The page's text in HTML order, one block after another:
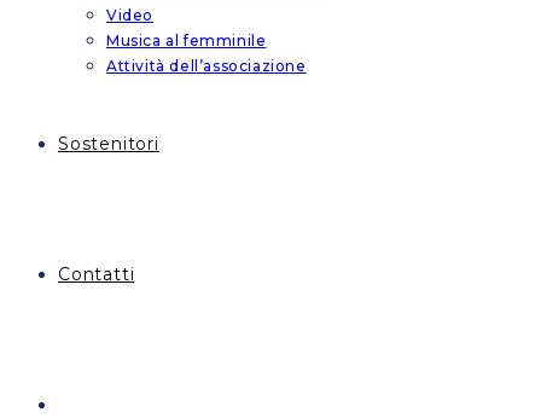
Video
Musica al femminile
Attività dell’associazione
Sostenitori
Contatti